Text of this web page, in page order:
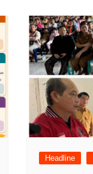
Headline